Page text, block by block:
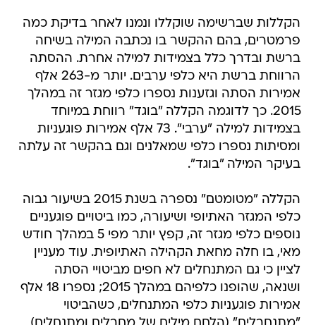
הקללות שברשימה שוקללו ונמנו לאחר בדיקת כמה
פרמטרים, בהם ההקשר בו נכתבה המילה בשיחה
ברשת ובדרך כלל בצמידות למילה אחרת. ההסתה
הרווחת ברשת היא כלפי ערבים. יותר מ-263 אלף
אמירות הסתה וגזענות נספרו כלפי מגזר זה במהלך
2015. כך לדוגמה הקללה "בוגד" רווחת במיוחד
בצמידות למילה "ערבי". 73 אלף אמירות פוגעניות
ומסיתות נספרו כלפי שמאלנים וגם בהקשר זה עלתה
בעיקר המילה "בוגד".
הקללה "מטומטם" נספרה בשנת 2015 בשיעור גבוה
כלפי המגזר האתיופי ושיעורה, כמו ביטויים פוגעניים
נוספים כלפי מגזר זה, קפץ יותר מפי 5 במהלך חודש
מאי, בו חלה מחאת הקהילה האתיופית. עוד מעניין
לציין כי גם המתנחלים לא חפים מביטויי הסתה
ושנאה, שהופנו כלפיהם במהלך 2015; נספרו 18 אלף
אמירות פוגעניות כלפי המתנחלים, כשהביטוי